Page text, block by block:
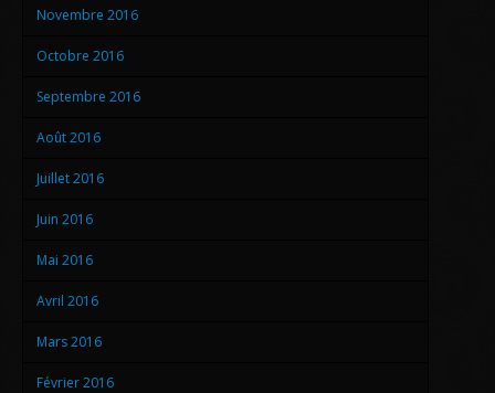
Novembre 2016
Octobre 2016
Septembre 2016
Août 2016
Juillet 2016
Juin 2016
Mai 2016
Avril 2016
Mars 2016
Février 2016